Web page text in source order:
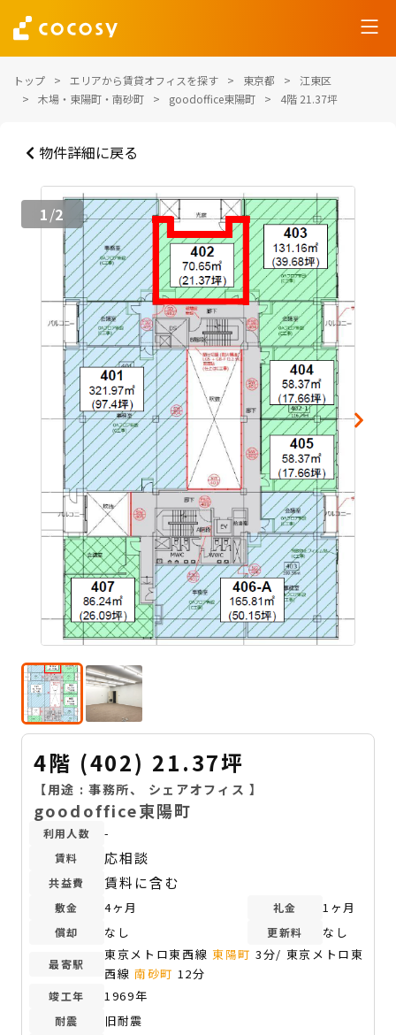
トップ エリアから賃貸オフィスを探す 東京都
江東区
木場・東陽町・南砂町
goodoffice東陽町 4階 21.37坪
物件詳細に戻る
1/2
4階 (402) 21.37坪
【用途 :事務所、 シェアオフィス 】
goodoffice東陽町
利用人数 -
賃料 応相談
共益費 賃料に含む
敷金 4ヶ月 礼金 1ヶ月
償却 なし 更新料 なし
最寄駅
東京メトロ東西線 東陽町 3分/ 東京メトロ東
西線南砂町 12分
竣工年 1969年
耐震 旧耐震